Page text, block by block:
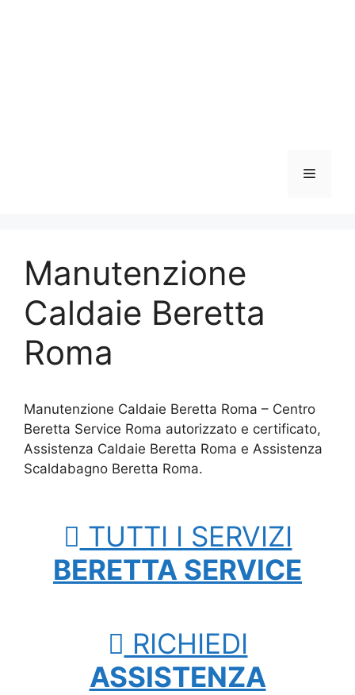
Menu
Manutenzione
Caldaie Beretta
Roma
Manutenzione Caldaie Beretta Roma – Centro
Beretta Service Roma autorizzato e certificato,
Assistenza Caldaie Beretta Roma e Assistenza
Scaldabagno Beretta Roma.
TUTTI I SERVIZI
BERETTA SERVICE
RICHIEDI
ASSISTENZA